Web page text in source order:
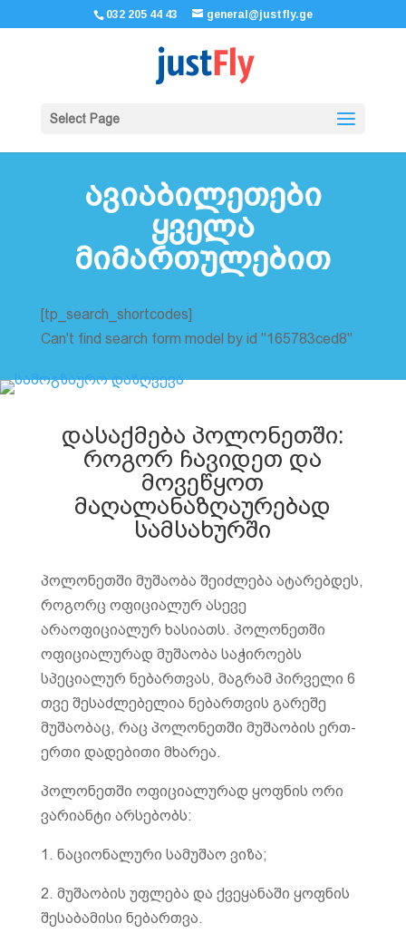
032 205 44 43 general@justfly.ge
Select Page
ავიაბილეთები
ყველა
მიმართულებით
[tp_search_shortcodes]
Can't find search form model by id "165783ced8"
დასაქმება პოლონეთში:
როგორ ჩავიდეთ და
მოვეწყოთ
მაღალანაზღაურებად
სამსახურში
პოლონეთში მუშაობა შეიძლება ატარებდეს,
როგორც ოფიციალურ ასევე
არაოფიციალურ ხასიათს. პოლონეთში
ოფიციალურად მუშაობა საჭიროებს
სპეციალურ ნებართვას, მაგრამ პირველი 6
თვე შესაძლებელია ნებართვის გარეშე
მუშაობაც, რაც პოლონეთში მუშაობის ერთ-
ერთი დადებითი მხარეა.
პოლონეთში ოფიციალურად ყოფნის ორი
ვარიანტი არსებობს:
1. ნაციონალური სამუშაო ვიზა;
2. მუშაობის უფლება და ქვეყანაში ყოფნის
შესაბამისი ნებართვა.